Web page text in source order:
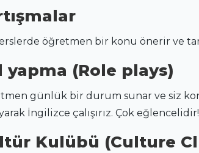
öğretmen bir konu önerir ve
yapma (Role plays)
günlük bir durum sunar ve siz
İngilizce çalışırız. Çok eğlencelidir!
Kulübü (Culture